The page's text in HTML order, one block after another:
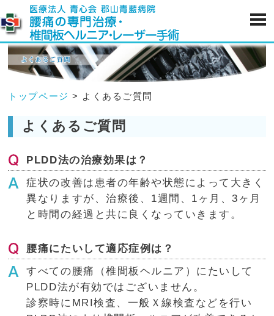
トップページ > よくあるご質問
よくあるご質問
PLDD法の治療効果は？
症状の改善は患者の年齢や状態によって大きく
異なりますが、治療後、1週間、1ヶ月、3ヶ月
と時間の経過と共に良くなっていきます。
腰痛にたいして適応症例は？
すべての腰痛（椎間板ヘルニア）にたいして
PLDD法が有効ではございません。
診察時にMRI検査、一般Ｘ線検査などを行い